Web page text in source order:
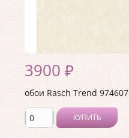
3900 ₽
обои Rasch Trend 974607
КУПИТЬ
Производитель:Rasch